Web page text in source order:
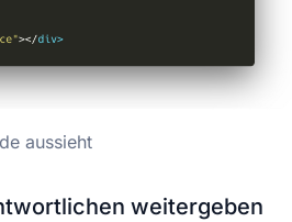
aussieht
weitergeben